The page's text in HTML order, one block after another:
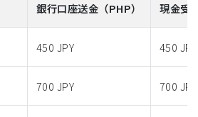
銀行口座送金 （PHP） 現金受
450 JPY 450 JPY
700 JPY 700 JPY